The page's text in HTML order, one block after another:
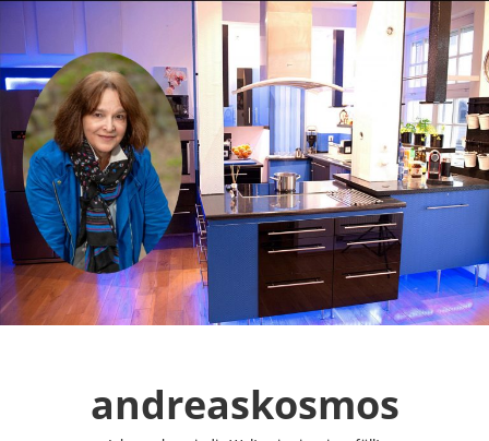
Inhalt
springen
andreaskosmos